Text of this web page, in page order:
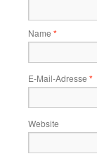
Name *
E-Mail-Adresse *
Website